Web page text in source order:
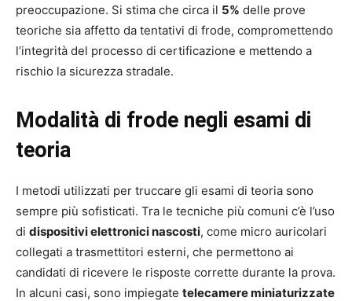
preoccupazione. Si stima che circa il 5% delle prove
teoriche sia affetto da tentativi di frode, compromettendo
l’integrità del processo di certificazione e mettendo a
rischio la sicurezza stradale.
Modalità di frode negli esami di
teoria
I metodi utilizzati per truccare gli esami di teoria sono
sempre più sofisticati. Tra le tecniche più comuni c’è l’uso
di dispositivi elettronici nascosti, come micro auricolari
collegati a trasmettitori esterni, che permettono ai
candidati di ricevere le risposte corrette durante la prova.
In alcuni casi, sono impiegate telecamere miniaturizzate